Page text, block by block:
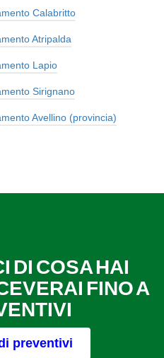
Calabritto
Atripalda
Lapio
Sirignano
Avellino (provincia)
DI COSA HAI
FINO A
preventivi